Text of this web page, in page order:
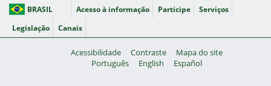
BRASIL Acesso à informação Participe
Serviços
Legislação
Canais
Acessibilidade Contraste
Mapa do site
Português
English Español